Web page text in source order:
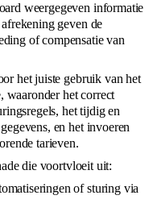
weergegeven informatie
geven de
of compensatie van
het juiste gebruik van het
waaronder het correct
het tijdig en
en het invoeren
tarieven.
die voortvloeit uit:
of sturing via